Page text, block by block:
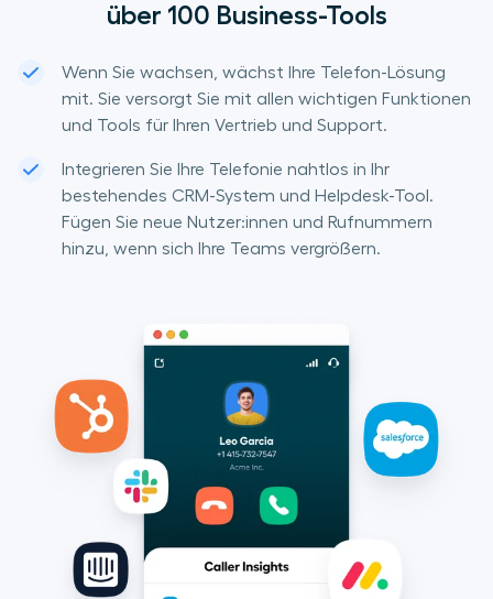
über 100 Business-Tools
Wenn Sie wachsen, wächst Ihre Telefon-Lösung
mit. Sie versorgt Sie mit allen wichtigen Funktionen
und Tools für Ihren Vertrieb und Support.
Integrieren Sie Ihre Telefonie nahtlos in Ihr
bestehendes CRM-System und Helpdesk-Tool.
Fügen Sie neue Nutzer:innen und Rufnummern
hinzu, wenn sich Ihre Teams vergrößern.